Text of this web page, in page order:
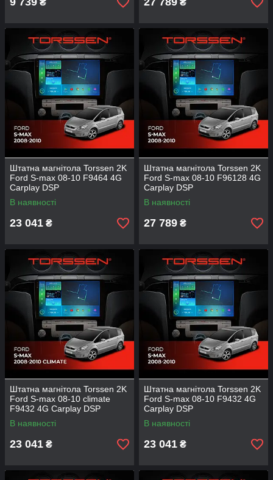
₴ ₴
Штатна магнітола Torssen 2K
Ford S-max 08-10 F9464 4G
Carplay DSP
В наявності
23 041 ₴
Штатна магнітола Torssen 2K
Ford S-max 08-10 F96128 4G
Carplay DSP
В наявності
27 789 ₴
Штатна магнітола Torssen 2K
Ford S-max 08-10 climate
F9432 4G Carplay DSP
В наявності
23 041 ₴
Штатна магнітола Torssen 2K
Ford S-max 08-10 F9432 4G
Carplay DSP
В наявності
23 041 ₴